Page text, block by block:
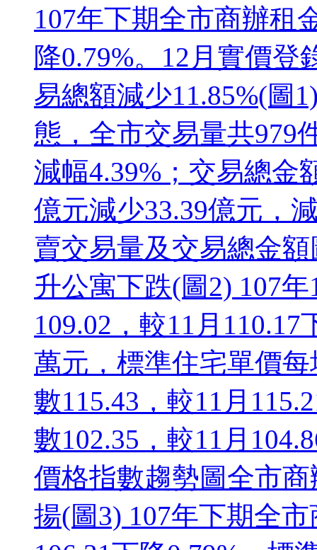
107年下期全市商辦租
降0.79%。12月實價登
易總額減少11.85%(圖
態，全市交易量共979
減幅4.39%；交易總金
億元減少33.39億元，
賣交易量及交易總金
升公寓下跌(圖2) 107
109.02，較11月
萬元，標準住宅單價
數115.43，較11月
數102.35，較11月
價格指數趨勢圖全市
揚(圖3) 107年下期全